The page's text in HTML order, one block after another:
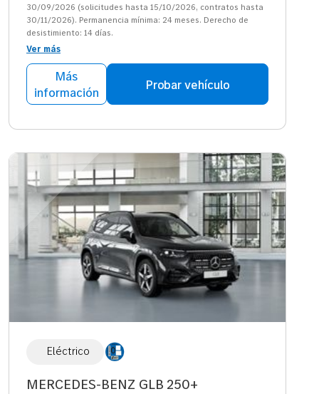
30/09/2026 (solicitudes hasta 15/10/2026, contratos hasta
30/11/2026). Permanencia mínima: 24 meses. Derecho de
desistimiento: 14 días.
Ver más
Más
información
Probar vehículo
Eléctrico
MERCEDES-BENZ GLB 250+